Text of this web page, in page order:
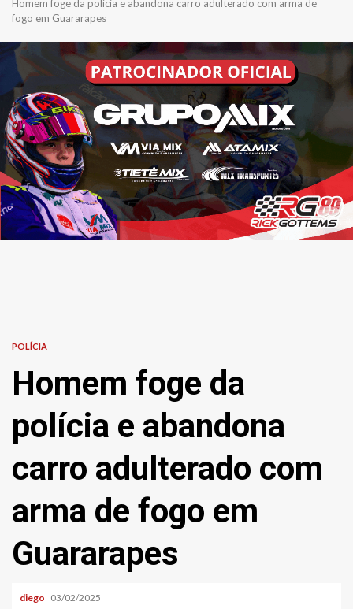
Homem foge da polícia e abandona carro adulterado com arma de
fogo em Guararapes
POLÍCIA
Homem foge da
polícia e abandona
carro adulterado com
arma de fogo em
Guararapes
diego 03/02/2025